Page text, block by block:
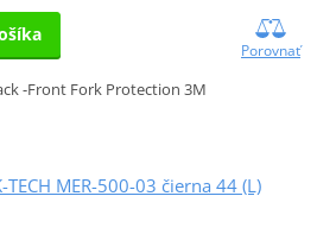
Porovnať
-Front Fork Protection 3M
TECH MER-500-03 čierna 44 (L)